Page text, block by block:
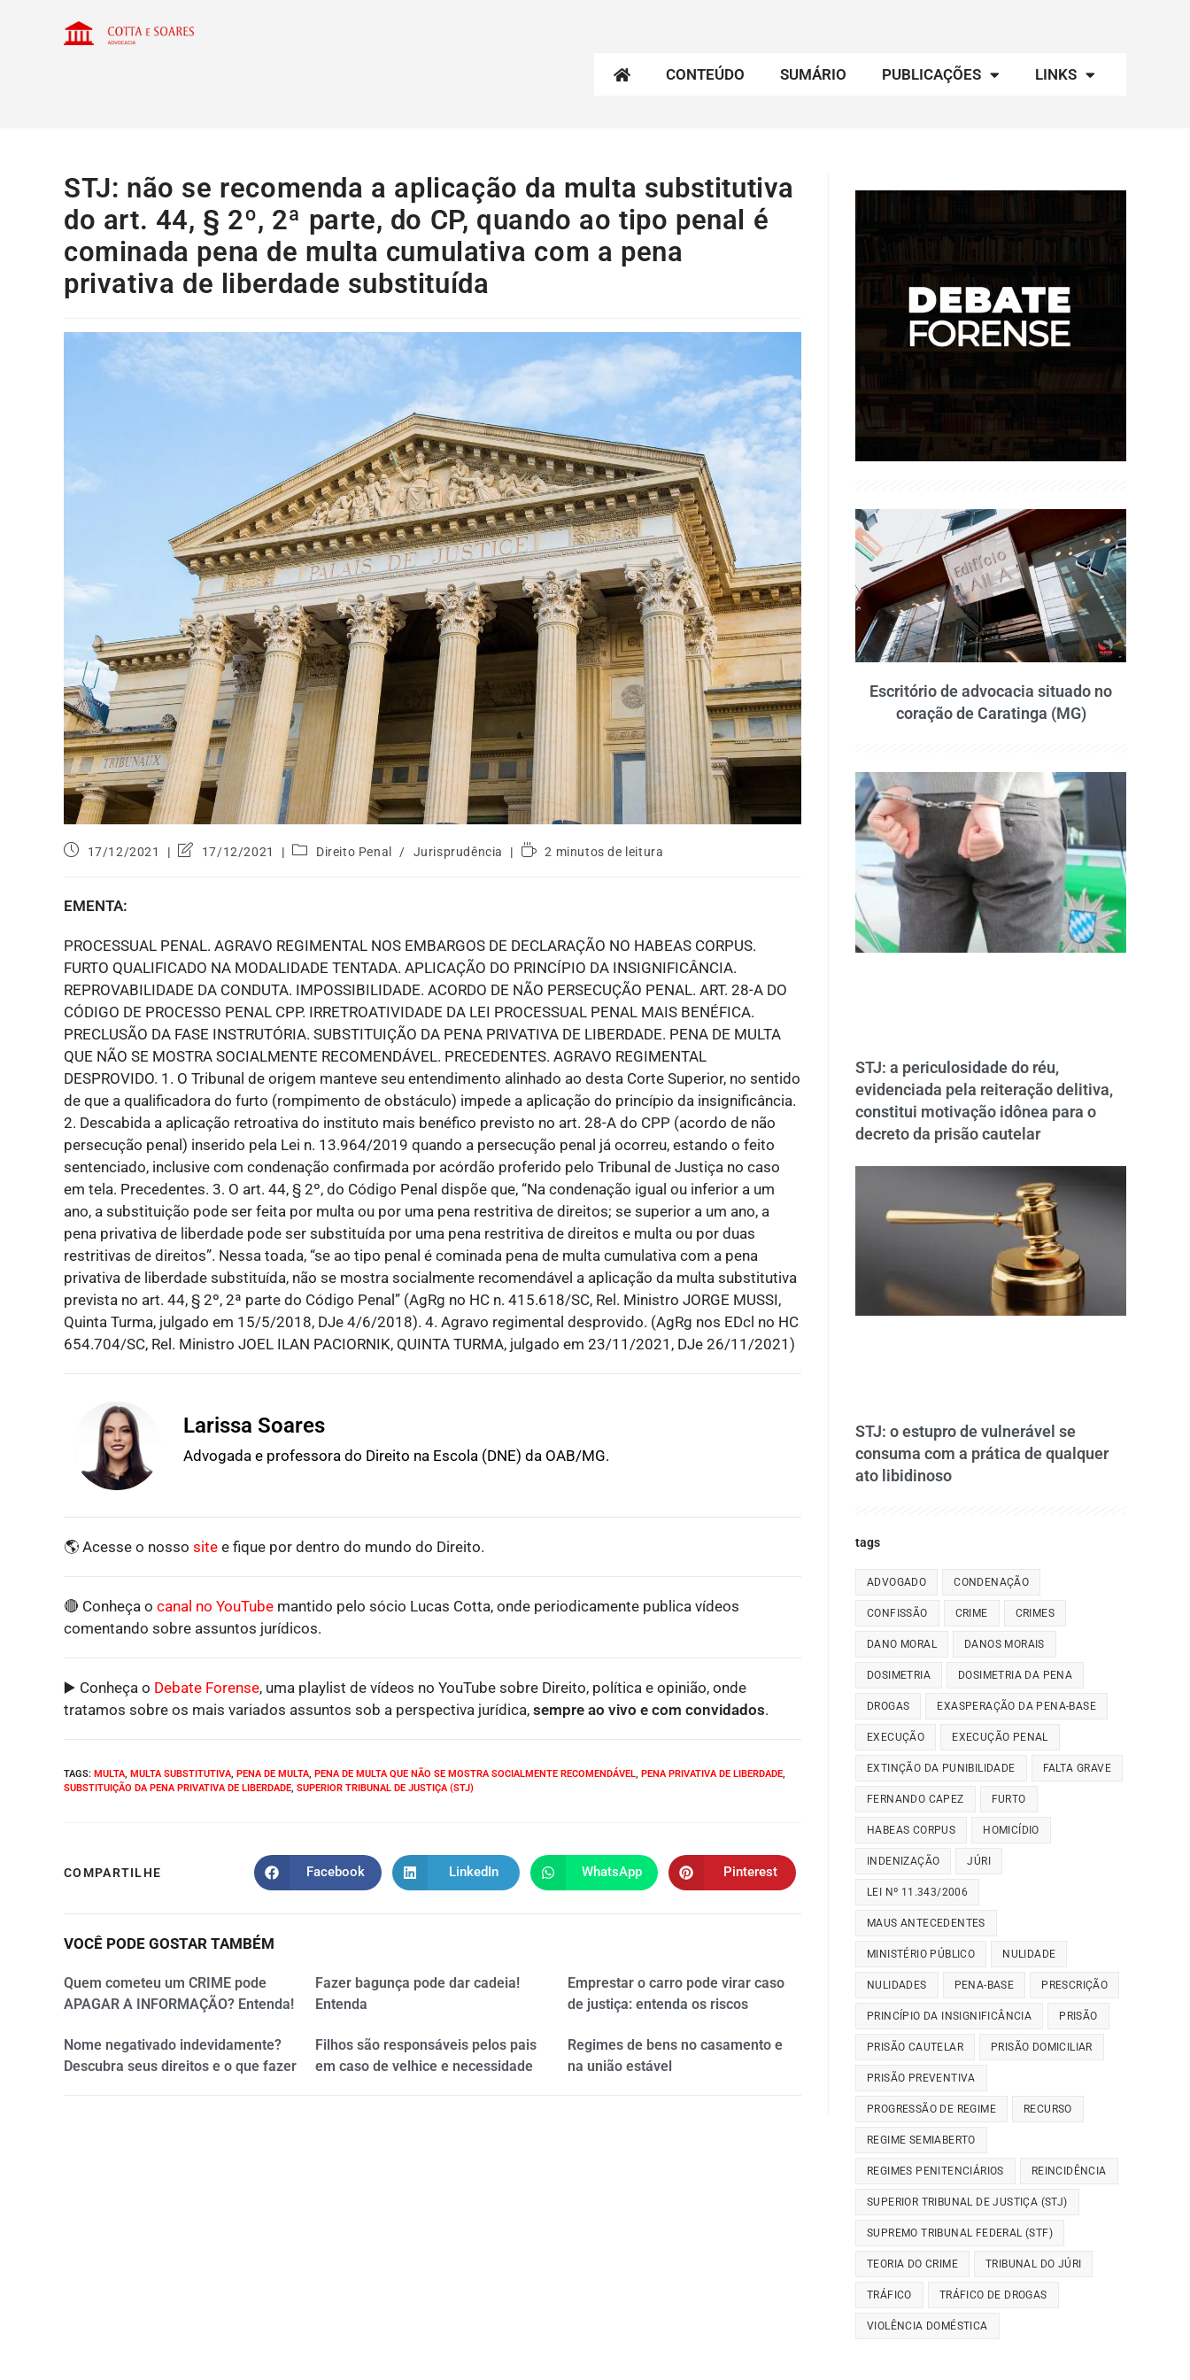
CONTEÚDO SUMÁRIO PUBLICAÇÕES LINKS
STJ: não se recomenda a aplicação da multa substitutiva
do art. 44, § 2º, 2ª parte, do CP, quando ao tipo penal é
cominada pena de multa cumulativa com a pena
privativa de liberdade substituída
17/12/2021 17/12/2021 Direito Penal / Jurisprudência 2 minutos de leitura
EMENTA:
PROCESSUAL PENAL. AGRAVO REGIMENTAL NOS EMBARGOS DE DECLARAÇÃO NO HABEAS CORPUS.
FURTO QUALIFICADO NA MODALIDADE TENTADA. APLICAÇÃO DO PRINCÍPIO DA INSIGNIFICÂNCIA.
REPROVABILIDADE DA CONDUTA. IMPOSSIBILIDADE. ACORDO DE NÃO PERSECUÇÃO PENAL. ART. 28-A DO
CÓDIGO DE PROCESSO PENAL CPP. IRRETROATIVIDADE DA LEI PROCESSUAL PENAL MAIS BENÉFICA.
PRECLUSÃO DA FASE INSTRUTÓRIA. SUBSTITUIÇÃO DA PENA PRIVATIVA DE LIBERDADE. PENA DE MULTA
QUE NÃO SE MOSTRA SOCIALMENTE RECOMENDÁVEL. PRECEDENTES. AGRAVO REGIMENTAL
DESPROVIDO. 1. O Tribunal de origem manteve seu entendimento alinhado ao desta Corte Superior, no sentido
de que a qualificadora do furto (rompimento de obstáculo) impede a aplicação do princípio da insignificância.
2. Descabida a aplicação retroativa do instituto mais benéfico previsto no art. 28-A do CPP (acordo de não
persecução penal) inserido pela Lei n. 13.964/2019 quando a persecução penal já ocorreu, estando o feito
sentenciado, inclusive com condenação confirmada por acórdão proferido pelo Tribunal de Justiça no caso
em tela. Precedentes. 3. O art. 44, § 2º, do Código Penal dispõe que, “Na condenação igual ou inferior a um
ano, a substituição pode ser feita por multa ou por uma pena restritiva de direitos; se superior a um ano, a
pena privativa de liberdade pode ser substituída por uma pena restritiva de direitos e multa ou por duas
restritivas de direitos”. Nessa toada, “se ao tipo penal é cominada pena de multa cumulativa com a pena
privativa de liberdade substituída, não se mostra socialmente recomendável a aplicação da multa substitutiva
prevista no art. 44, § 2º, 2ª parte do Código Penal” (AgRg no HC n. 415.618/SC, Rel. Ministro JORGE MUSSI,
Quinta Turma, julgado em 15/5/2018, DJe 4/6/2018). 4. Agravo regimental desprovido. (AgRg nos EDcl no HC
654.704/SC, Rel. Ministro JOEL ILAN PACIORNIK, QUINTA TURMA, julgado em 23/11/2021, DJe 26/11/2021)
Larissa Soares
Advogada e professora do Direito na Escola (DNE) da OAB/MG.
🌎 Acesse o nosso site e fique por dentro do mundo do Direito.
🔴 Conheça o canal no YouTube mantido pelo sócio Lucas Cotta, onde periodicamente publica vídeos
comentando sobre assuntos jurídicos.
▶️ Conheça o Debate Forense, uma playlist de vídeos no YouTube sobre Direito, política e opinião, onde
tratamos sobre os mais variados assuntos sob a perspectiva jurídica, sempre ao vivo e com convidados.
TAGS: MULTA, MULTA SUBSTITUTIVA, PENA DE MULTA, PENA DE MULTA QUE NÃO SE MOSTRA SOCIALMENTE RECOMENDÁVEL, PENA PRIVATIVA DE LIBERDADE,
SUBSTITUIÇÃO DA PENA PRIVATIVA DE LIBERDADE, SUPERIOR TRIBUNAL DE JUSTIÇA (STJ)
COMPARTILHE Facebook LinkedIn WhatsApp Pinterest
VOCÊ PODE GOSTAR TAMBÉM
Quem cometeu um CRIME pode
APAGAR A INFORMAÇÃO? Entenda!
Fazer bagunça pode dar cadeia!
Entenda
Emprestar o carro pode virar caso
de justiça: entenda os riscos
Nome negativado indevidamente?
Descubra seus direitos e o que fazer
Filhos são responsáveis pelos pais
em caso de velhice e necessidade
Regimes de bens no casamento e
na união estável
Escritório de advocacia situado no
coração de Caratinga (MG)
STJ: a periculosidade do réu,
evidenciada pela reiteração delitiva,
constitui motivação idônea para o
decreto da prisão cautelar
STJ: o estupro de vulnerável se
consuma com a prática de qualquer
ato libidinoso
tags
ADVOGADO CONDENAÇÃO
CONFISSÃO CRIME CRIMES
DANO MORAL DANOS MORAIS
DOSIMETRIA DOSIMETRIA DA PENA
DROGAS EXASPERAÇÃO DA PENA-BASE
EXECUÇÃO EXECUÇÃO PENAL
EXTINÇÃO DA PUNIBILIDADE FALTA GRAVE
FERNANDO CAPEZ FURTO
HABEAS CORPUS HOMICÍDIO
INDENIZAÇÃO JÚRI
LEI Nº 11.343/2006
MAUS ANTECEDENTES
MINISTÉRIO PÚBLICO NULIDADE
NULIDADES PENA-BASE PRESCRIÇÃO
PRINCÍPIO DA INSIGNIFICÂNCIA PRISÃO
PRISÃO CAUTELAR PRISÃO DOMICILIAR
PRISÃO PREVENTIVA
PROGRESSÃO DE REGIME RECURSO
REGIME SEMIABERTO
REGIMES PENITENCIÁRIOS REINCIDÊNCIA
SUPERIOR TRIBUNAL DE JUSTIÇA (STJ)
SUPREMO TRIBUNAL FEDERAL (STF)
TEORIA DO CRIME TRIBUNAL DO JÚRI
TRÁFICO TRÁFICO DE DROGAS
VIOLÊNCIA DOMÉSTICA